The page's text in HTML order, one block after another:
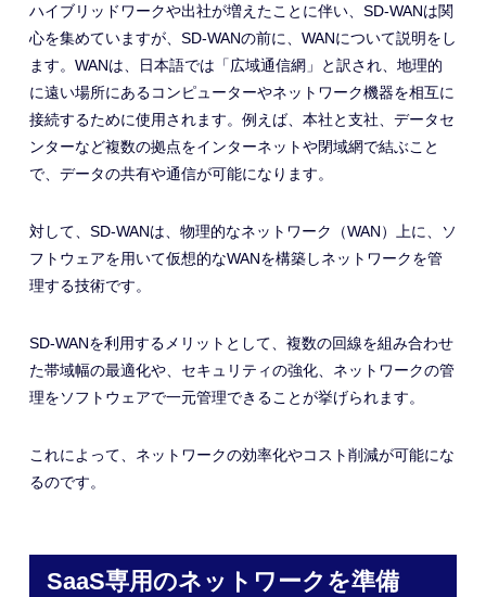
ハイブリッドワークや出社が増えたことに伴い、SD-WANは関
心を集めていますが、SD-WANの前に、WANについて説明をし
ます。WANは、日本語では「広域通信網」と訳され、地理的
に遠い場所にあるコンピューターやネットワーク機器を相互に
接続するために使用されます。例えば、本社と支社、データセ
ンターなど複数の拠点をインターネットや閉域網で結ぶこと
で、データの共有や通信が可能になります。
対して、SD-WANは、物理的なネットワーク（WAN）上に、ソ
フトウェアを用いて仮想的なWANを構築しネットワークを管
理する技術です。
SD-WANを利用するメリットとして、複数の回線を組み合わせ
た帯域幅の最適化や、セキュリティの強化、ネットワークの管
理をソフトウェアで一元管理できることが挙げられます。
これによって、ネットワークの効率化やコスト削減が可能にな
るのです。
SaaS専用のネットワークを準備